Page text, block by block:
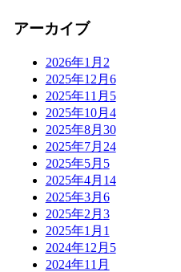
アーカイブ
2026年1月 2
2025年12月 6
2025年11月 5
2025年10月 4
2025年8月 30
2025年7月 24
2025年5月 5
2025年4月 14
2025年3月 6
2025年2月 3
2025年1月 1
2024年12月 5
2024年11月